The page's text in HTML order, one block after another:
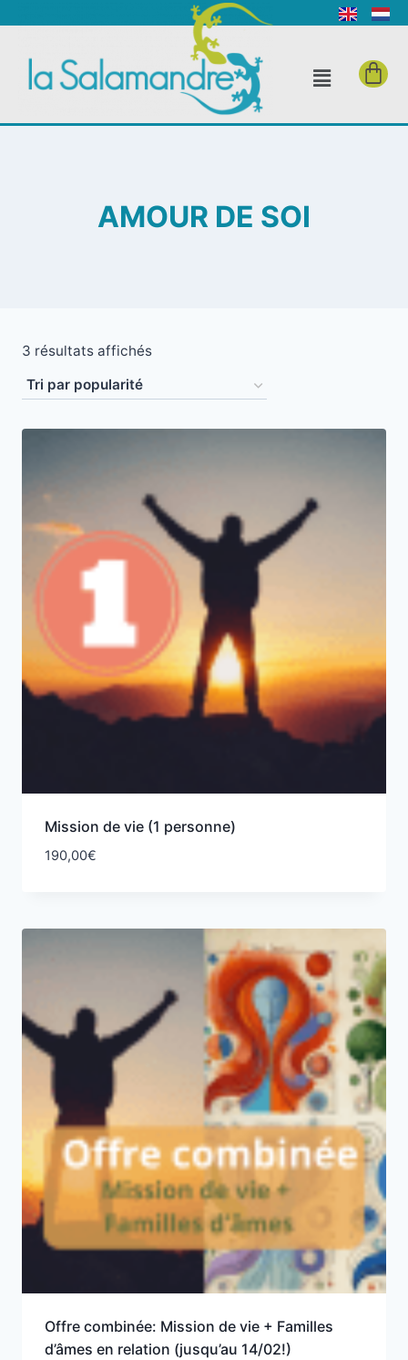
AMOUR DE SOI
3 résultats affichés
Mission de vie (1 personne)
190,00€
Offre combinée: Mission de vie + Familles
d’âmes en relation (jusqu’au 14/02!)